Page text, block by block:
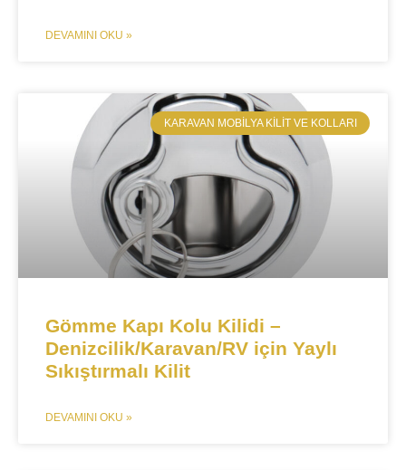
DEVAMINI OKU »
​KARAVAN MOBILYA KILIT VE KOLLARI
Gömme Kapı Kolu Kilidi –
Denizcilik/Karavan/RV için Yaylı
Sıkıştırmalı Kilit
DEVAMINI OKU »